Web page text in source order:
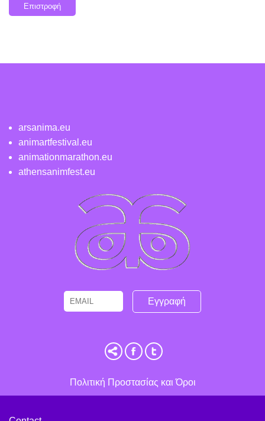
Επιστροφή
arsanima.eu
animartfestival.eu
animationmarathon.eu
athensanimfest.eu
Email Name
Πολιτική Προστασίας και Όροι